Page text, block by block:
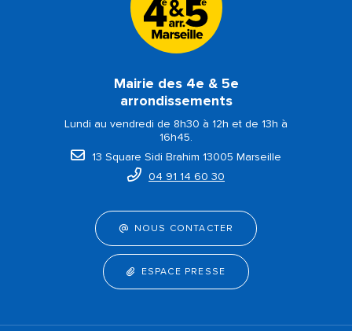
Mairie des 4e & 5e
arrondissements
Lundi au vendredi de 8h30 à 12h et de 13h à
16h45.
13 Square Sidi Brahim 13005 Marseille
04 91 14 60 30
NOUS CONTACTER
ESPACE PRESSE